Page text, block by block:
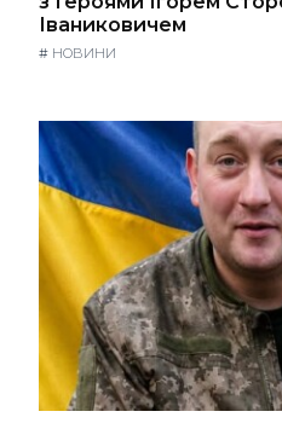
Іваниковичем
# НОВИНИ